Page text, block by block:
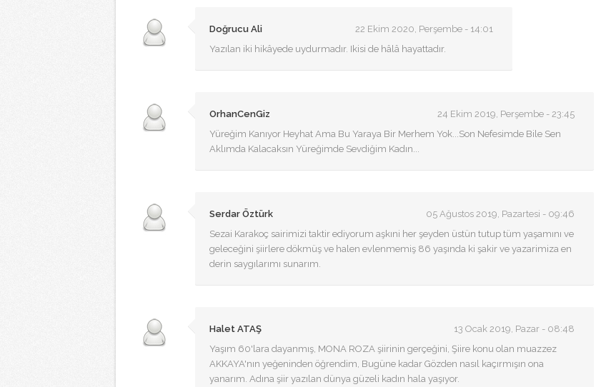
Doğrucu Ali
22 Ekim 2020, Perşembe - 14:01
Yazılan iki hikâyede uydurmadır. Ikisi de hâlâ hayattadır.
OrhanCenGiz
24 Ekim 2019, Perşembe - 23:45
Yüreğim Kanıyor Heyhat Ama Bu Yaraya Bir Merhem Yok...Son Nefesimde Bile Sen
Aklımda Kalacaksın Yüreğimde Sevdiğim Kadın...
Serdar Öztürk
05 Ağustos 2019, Pazartesi - 09:46
Sezai Karakoç sairimizi taktir ediyorum aşkıni her şeyden üstün tutup tüm yaşamını ve
geleceğini şiirlere dökmüş ve halen evlenmemiş 86 yaşında ki şakir ve yazarimiza en
derin saygılarımı sunarım.
Halet ATAŞ
13 Ocak 2019, Pazar - 08:48
Yaşım 60'lara dayanmış, MONA ROZA şiirinin gerçeğini, Şiire konu olan muazzez
AKKAYA'nın yeğeninden öğrendim, Bugüne kadar Gözden nasıl kaçırmışın ona
yanarım. Adına şiir yazılan dünya güzeli kadın hala yaşıyor.